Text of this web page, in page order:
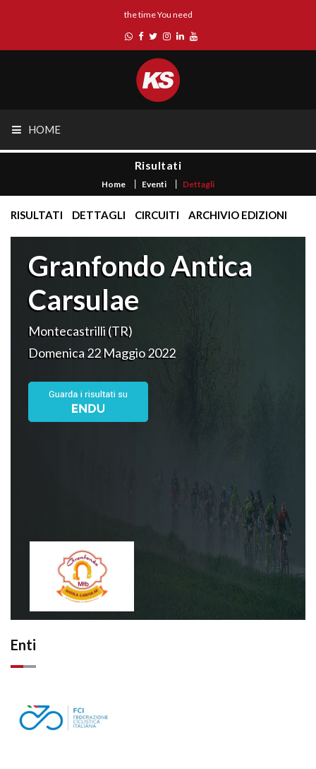
the time You need
HOME
Risultati
Home Eventi Dettagli
RISULTATI DETTAGLI CIRCUITI ARCHIVIO EDIZIONI
Granfondo Antica
Carsulae
Montecastrilli (TR)
Domenica 22 Maggio 2022
Enti